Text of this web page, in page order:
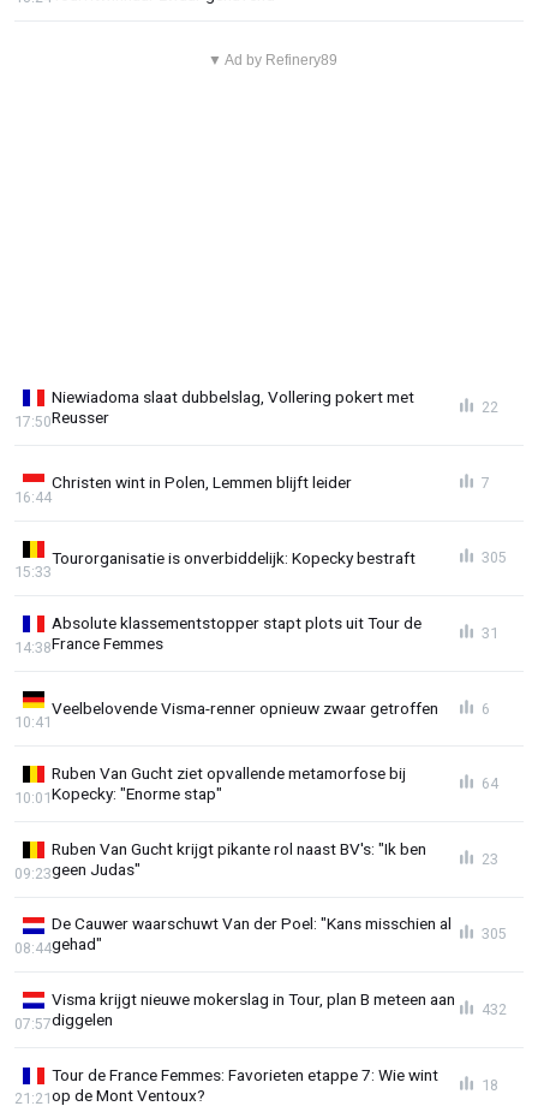
▼ Ad by Refinery89
Niewiadoma slaat dubbelslag, Vollering pokert met
Reusser
17:50
22
Christen wint in Polen, Lemmen blijft leider
16:44
7
Tourorganisatie is onverbiddelijk: Kopecky bestraft
15:33
305
Absolute klassementstopper stapt plots uit Tour de
France Femmes
14:38
31
Veelbelovende Visma-renner opnieuw zwaar getroffen
10:41
6
Ruben Van Gucht ziet opvallende metamorfose bij
Kopecky: "Enorme stap"
10:01
64
Ruben Van Gucht krijgt pikante rol naast BV's: "Ik ben
geen Judas"
09:23
23
De Cauwer waarschuwt Van der Poel: "Kans misschien al
gehad"
08:44
305
Visma krijgt nieuwe mokerslag in Tour, plan B meteen aan
diggelen
07:57
432
Tour de France Femmes: Favorieten etappe 7: Wie wint
op de Mont Ventoux?
21:21
18